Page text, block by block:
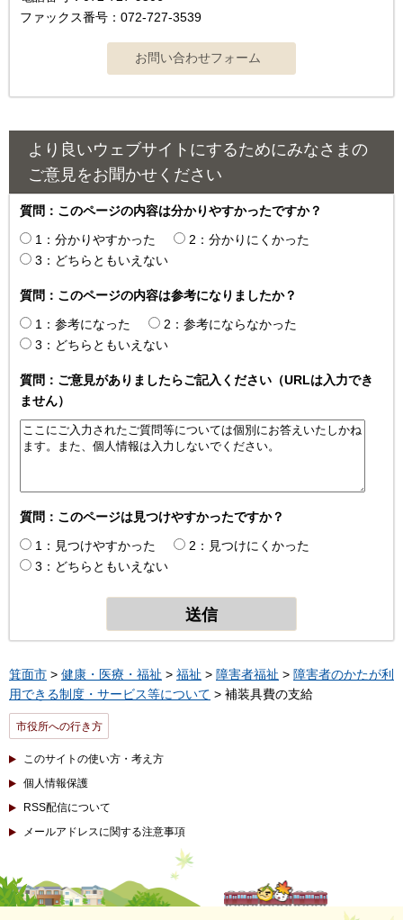
ファックス番号：072-727-3539
より良いウェブサイトにするためにみなさまの
ご意見をお聞かせください
質問：このページの内容は分かりやすかったですか？
1：分かりやすかった
2：分かりにくかった
3：どちらともいえない
質問：このページの内容は参考になりましたか？
1：参考になった
2：参考にならなかった
3：どちらともいえない
質問：ご意見がありましたらご記入ください（URLは入力でき
ません）
質問：このページは見つけやすかったですか？
1：見つけやすかった
2：見つけにくかった
3：どちらともいえない
箕面市 > 健康・医療・福祉 > 福祉 > 障害者福祉 > 障害者のかたが利
用できる制度・サービス等について > 補装具費の支給
市役所への行き方
このサイトの使い方・考え方
個人情報保護
RSS配信について
メールアドレスに関する注意事項